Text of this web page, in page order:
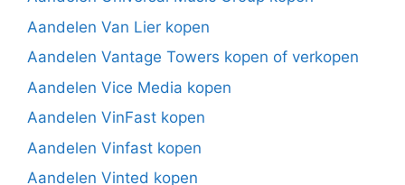
Aandelen Van Lier kopen
Aandelen Vantage Towers kopen of verkopen
Aandelen Vice Media kopen
Aandelen VinFast kopen
Aandelen Vinfast kopen
Aandelen Vinted kopen